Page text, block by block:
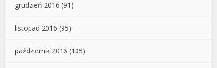
grudzień 2016 (91)
listopad 2016 (95)
październik 2016 (105)